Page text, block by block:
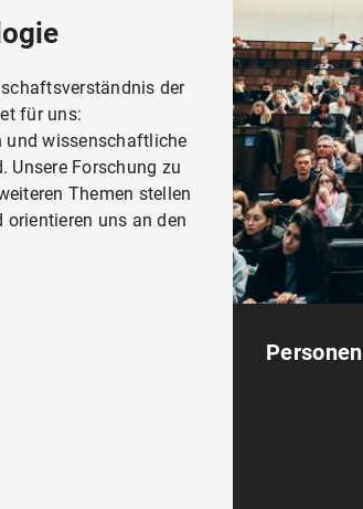
der
für uns:
und wissenschaftliche
Unsere Forschung zu
Themen stellen
uns an den
Personen